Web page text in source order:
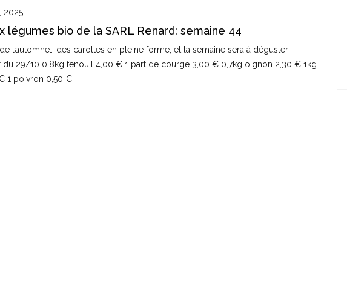
2025
légumes bio de la SARL Renard: semaine 44
l’automne… des carottes en pleine forme, et la semaine sera à déguster!
29/10 0,8kg fenouil 4,00 € 1 part de courge 3,00 € 0,7kg oignon 2,30 € 1kg
1 poivron 0,50 €